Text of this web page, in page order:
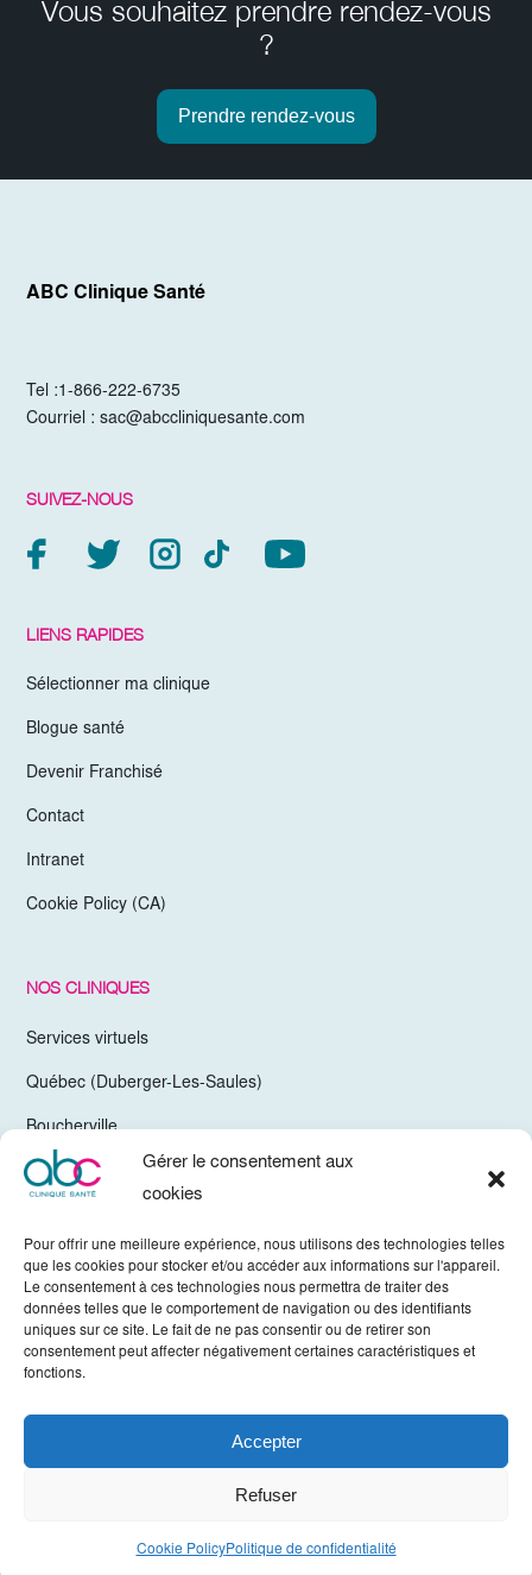
Gérer le consentement aux
cookies
Pour offrir une meilleure expérience, nous utilisons des technologies telles
que les cookies pour stocker et/ou accéder aux informations sur l'appareil.
Le consentement à ces technologies nous permettra de traiter des
données telles que le comportement de navigation ou des identifiants
uniques sur ce site. Le fait de ne pas consentir ou de retirer son
consentement peut affecter négativement certaines caractéristiques et
fonctions.
Accepter
Refuser
Cookie PolicyPolitique de confidentialité
Vous souhaitez prendre rendez-vous
?
Prendre rendez-vous
ABC Clinique Santé
Tel :1-866-222-6735
Courriel :sac@abccliniquesante.com
SUIVEZ-NOUS
LIENS RAPIDES
Sélectionner ma clinique
Blogue santé
Devenir Franchisé
Contact
Intranet
Cookie Policy (CA)
NOS CLINIQUES
Services virtuels
Québec (Duberger-Les-Saules)
Boucherville
Trois-Rivières
Valleyfield
Mirabel
Vaudreuil-Dorion
Tous droits réservés © ABC Clinique 2022. -